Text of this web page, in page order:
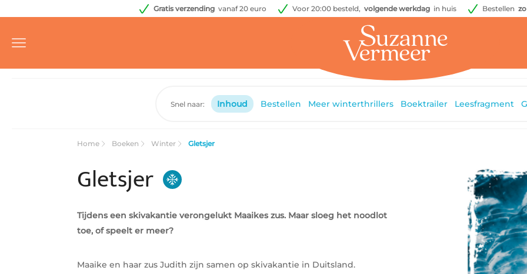
Gratis verzending vanaf 20 euro Voor 20:00 besteld, volgende werkdag in huis Bestellen
Snel naar: Inhoud Bestellen Meer winterthrillers Boektrailer Leesfragment
Home Boeken Winter Gletsjer
Gletsjer
Tijdens een skivakantie verongelukt Maaikes zus. Maar sloeg het noodlot
toe, of speelt er meer?
Maaike en haar zus Judith zijn samen op skivakantie in Duitsland.